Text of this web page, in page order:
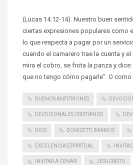
(Lucas 14:12-14). Nuestro buen
ciertas expresiones populares como
lo que respecta a pagar por un
cuando el camarero trae la cuenta y
mira el cobro, se frota la panza y
que no tengo cómo pagarle”. O como
BUENOS ANFITRIONES
DEVOCIONALES CRISTIANOS
DIOS DONIZETTI BARRIOS
EXCELENCIA ESPIRITUAL
INVITAR A CENAR JESUCRISTO